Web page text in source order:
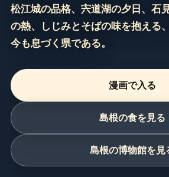
松江城の品格、宍道湖の夕日、石
の熱、しじみとそばの味を抱える
今も息づく県である。
漫画で入る
島根の食を見る
島根の博物館を見